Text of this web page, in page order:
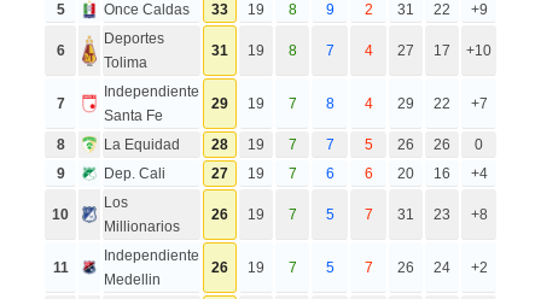
5 Once Caldas 33 19 8 9 2 31 22 +9
6
Deportes
Tolima
31 19 8 7 4 27 17 +10
7
Independiente
Santa Fe
29 19 7 8 4 29 22 +7
8 La Equidad 28 19 7 7 5 26 26
0
9
Dep. Cali 27 19 7 6 6 20 16 +4
10
Los
Millionarios
26 19 7 5 7 31 23 +8
11
Independiente
Medellin
26 19 7 5 7 26 24 +2